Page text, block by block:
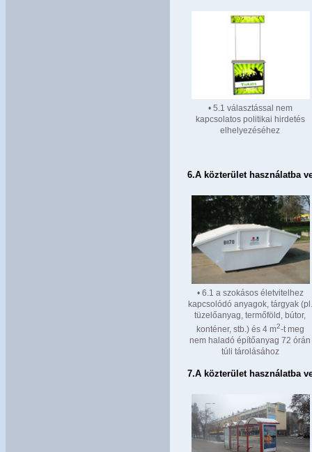
• 5.1 választással nem
kapcsolatos politikai hirdetés
elhelyezéséhez
6.A közterület használatba
• 6.1 a szokásos életvitelhez
kapcsolódó anyagok, tárgyak (pl.
tüzelőanyag, termőföld, bútor,
konténer, stb.) és 4 m2-t meg
nem haladó építőanyag 72 órán
túli tárolásához
7.A közterület használatba